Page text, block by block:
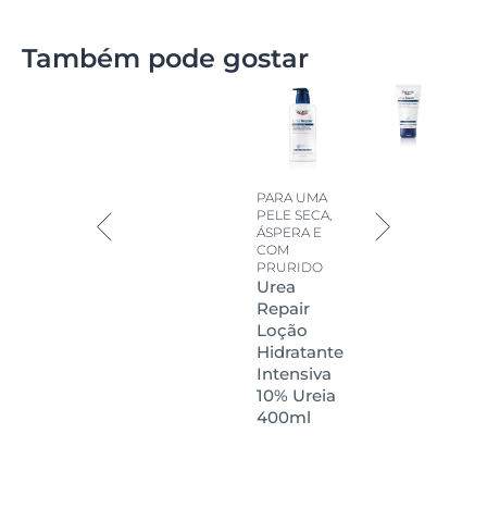
Também pode gostar
PARA UMA
PELE SECA,
ÁSPERA E
COM
PRURIDO
Urea
Repair
Loção
Hidratante
Intensiva
10% Ureia
400ml